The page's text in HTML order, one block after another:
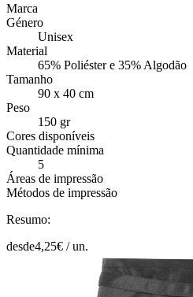
Marca
Género
Unisex
Material
65% Poliéster e 35% Algodão
Tamanho
90 x 40 cm
Peso
150 gr
Cores disponíveis
Quantidade mínima
5
Áreas de impressão
Métodos de impressão
Resumo:
desde4,25€ /un.